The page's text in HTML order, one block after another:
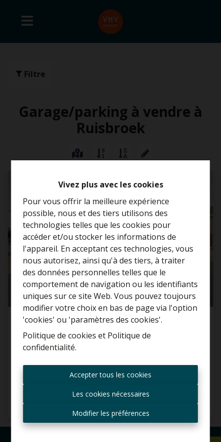
Vivez plus avec les cookies
Pour vous offrir la meilleure expérience
possible, nous et des tiers utilisons des
technologies telles que les cookies pour
accéder et/ou stocker les informations de
l'appareil. En acceptant ces technologies, vous
nous autorisez, ainsi qu'à des tiers, à traiter
des données personnelles telles que le
comportement de navigation ou les identifiants
uniques sur ce site Web. Vous pouvez toujours
modifier votre choix en bas de page via l'option
'cookies' ou 'paramètres des cookies'.
Politique de cookies et Politique de
confidentialité.
Accepter tous les cookies
Les cookies nécessaires
Modifier les préférences
Filtre
Garage/parking à vendre à
Ruisbroek
Parking/Boxe de garage
Sint-Katharinastraat  132, 2870 Ruisbroek
Curieux de connaître la
valeur de votre maison ?
Estimation gratuite
Toujours être le premier
informé des nouvelles
offres ?
mail